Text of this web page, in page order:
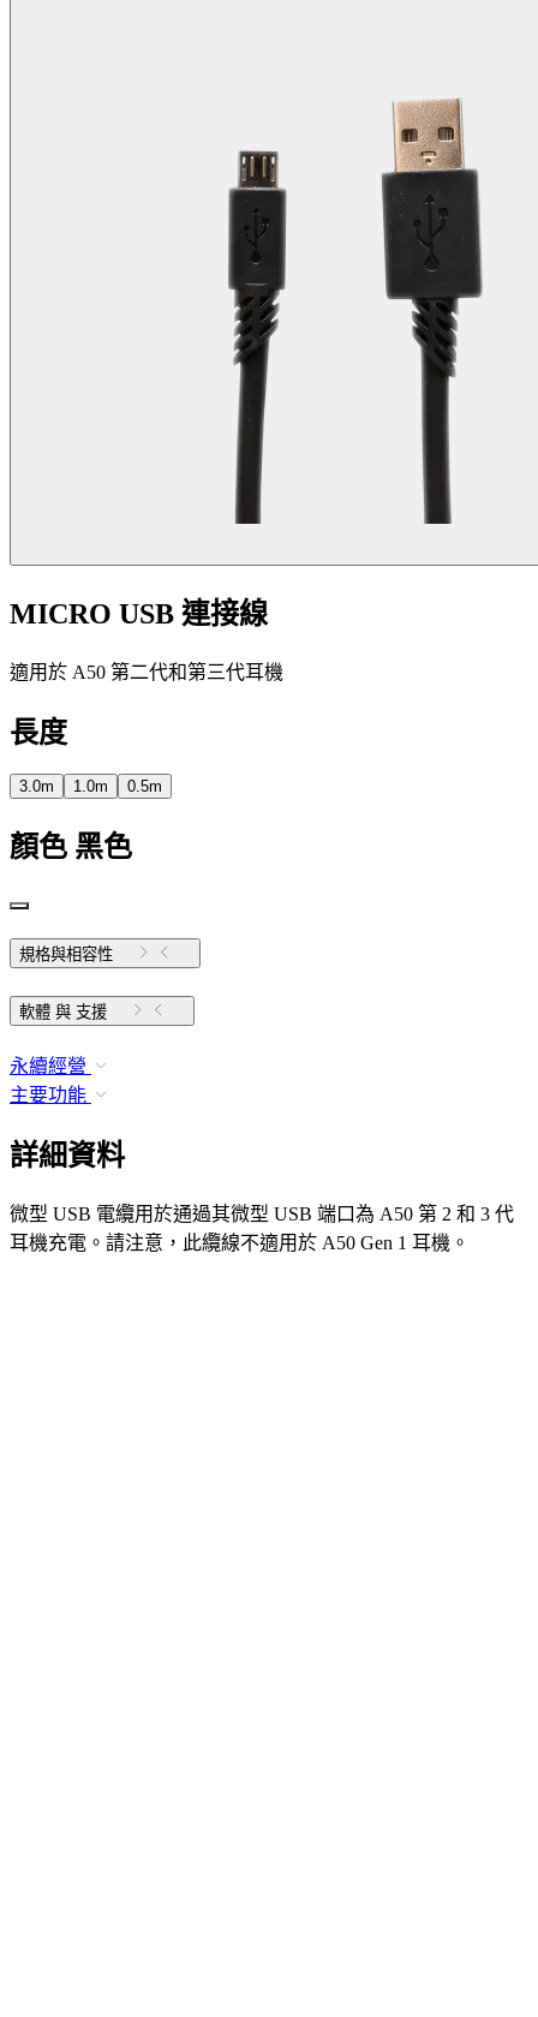
MICRO USB 連接線
適用於 A50 第二代和第三代耳機
長度
3.0m 1.0m 0.5m
顏色 黑色
規格與相容性
軟體 與 支援
永續經營
主要功能
詳細資料
微型 USB 電纜用於通過其微型 USB 端口為 A50 第 2 和 3 代
耳機充電。請注意，此纜線不適用於 A50 Gen 1 耳機。